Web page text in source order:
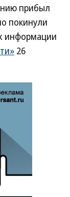
прибыл
покинули
информации
26